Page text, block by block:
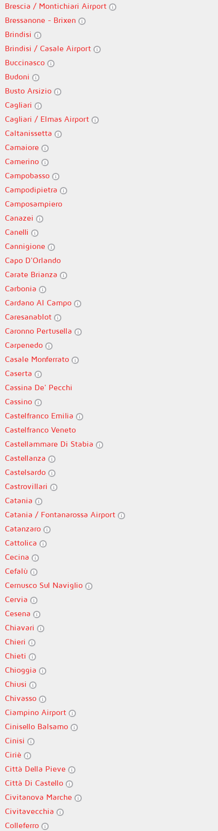
Brescia / Montichiari Airport
Bressanone - Brixen
Brindisi
Brindisi / Casale Airport
Buccinasco
Budoni
Busto Arsizio
Cagliari
Cagliari / Elmas Airport
Caltanissetta
Camaiore
Camerino
Campobasso
Campodipietra
Camposampiero
Canazei
Canelli
Cannigione
Capo D'Orlando
Carate Brianza
Carbonia
Cardano Al Campo
Caresanablot
Caronno Pertusella
Carpenedo
Casale Monferrato
Caserta
Cassina De' Pecchi
Cassino
Castelfranco Emilia
Castelfranco Veneto
Castellammare Di Stabia
Castellanza
Castelsardo
Castrovillari
Catania
Catania / Fontanarossa Airport
Catanzaro
Cattolica
Cecina
Cefalù
Cernusco Sul Naviglio
Cervia
Cesena
Chiavari
Chieri
Chieti
Chioggia
Chiusi
Chivasso
Ciampino Airport
Cinisello Balsamo
Cinisi
Ciriè
Città Della Pieve
Città Di Castello
Civitanova Marche
Civitavecchia
Colleferro